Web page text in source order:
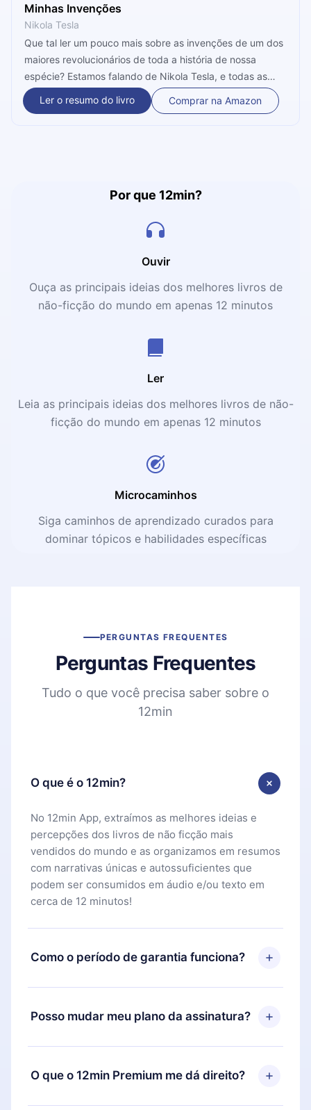
Minhas Invenções
Nikola Tesla
Que tal ler um pouco mais sobre as invenções de um dos
maiores revolucionários de toda a história de nossa
espécie? Estamos falando de Nikola Tesla, e todas as
engenhocas que ele criou, que hoje, nos trouxeram
avanços incríveis. No presente livro, acompanhamos e
Ler o resumo do livro Comprar na Amazon
Por que 12min?
Ouvir
Ouça as principais ideias dos melhores livros de
não-ficção do mundo em apenas 12 minutos
Ler
Leia as principais ideias dos melhores livros de não-
ficção do mundo em apenas 12 minutos
Microcaminhos
Siga caminhos de aprendizado curados para
dominar tópicos e habilidades específicas
PERGUNTAS FREQUENTES
Perguntas Frequentes
Tudo o que você precisa saber sobre o
12min
O que é o 12min?
No 12min App, extraímos as melhores ideias e
percepções dos livros de não ficção mais
vendidos do mundo e as organizamos em resumos
com narrativas únicas e autossuficientes que
podem ser consumidos em áudio e/ou texto em
cerca de 12 minutos!
Como o período de garantia funciona?
Você pode baixar nosso aplicativo e começar a
aproveitar nossa biblioteca. Se por algum motivo
não ficar satisfeito com nossa plataforma, basta
e solicitar o reembolso do valor. Você receberá
Posso mudar meu plano da assinatura?
Sim, mas a mudança só se aplicará a partir do
próximo período de cobrança. Por exemplo, se
você decidiu mudar sua assinatura mensal para
O que o 12min Premium me dá direito?